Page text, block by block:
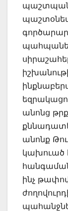
անոնց
անոնք
կախուած
ինչ